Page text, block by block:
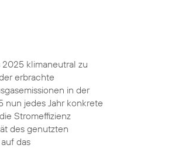
klimaneutral zu
erbrachte
in der
nun jedes Jahr konkrete
Stromeffizienz
des genutzten
das